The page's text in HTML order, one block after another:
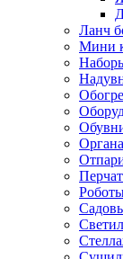
Ланч
Мини